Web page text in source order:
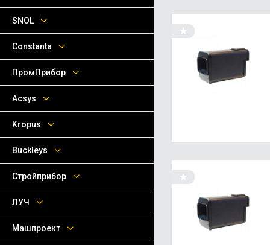
SNOL
Сonstanta
ПромПрибор
Acsys
Kropus
Buckleys
Стройприбор
ЛУЧ
Машпроект